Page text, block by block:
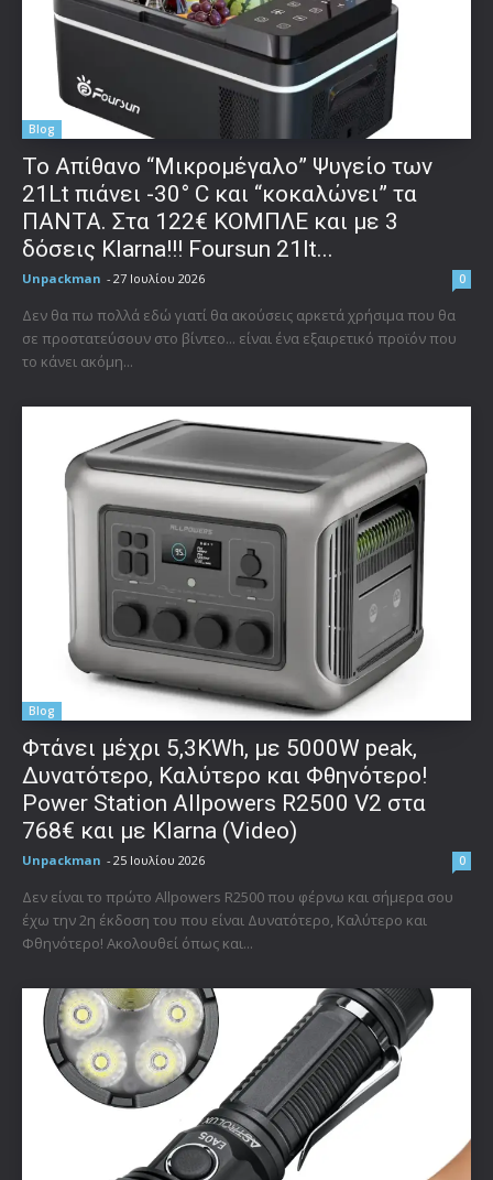
Blog
Το Απίθανο “Μικρομέγαλο” Ψυγείο των
21Lt πιάνει -30° C και “κοκαλώνει” τα
ΠΑΝΤΑ. Στα 122€ ΚΟΜΠΛΕ και με 3
δόσεις Klarna!!! Foursun 21lt...
Unpackman - 27 Ιουλίου 2026 0
Δεν θα πω πολλά εδώ γιατί θα ακούσεις αρκετά χρήσιμα που θα
σε προστατεύσουν στο βίντεο... είναι ένα εξαιρετικό προϊόν που
το κάνει ακόμη...
Blog
Φτάνει μέχρι 5,3KWh, με 5000W peak,
Δυνατότερο, Καλύτερο και Φθηνότερο!
Power Station Allpowers R2500 V2 στα
768€ και με Klarna (Video)
Unpackman - 25 Ιουλίου 2026 0
Δεν είναι το πρώτο Allpowers R2500 που φέρνω και σήμερα σου
έχω την 2η έκδοση του που είναι Δυνατότερο, Καλύτερο και
Φθηνότερο! Ακολουθεί όπως και...